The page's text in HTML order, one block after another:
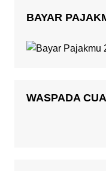
BAYAR
WASPADA